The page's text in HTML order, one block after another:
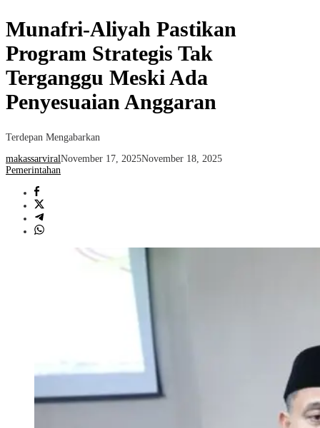
Munafri-Aliyah Pastikan
Program Strategis Tak
Terganggu Meski Ada
Penyesuaian Anggaran
Terdepan Mengabarkan
makassarviralNovember 17, 2025November 18, 2025
Pemerintahan